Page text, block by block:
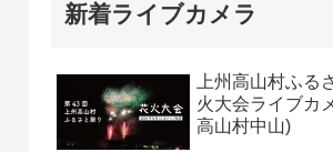
新着ライブカメラ
上州高山村ふる
火大会ライブカ
高山村中山)